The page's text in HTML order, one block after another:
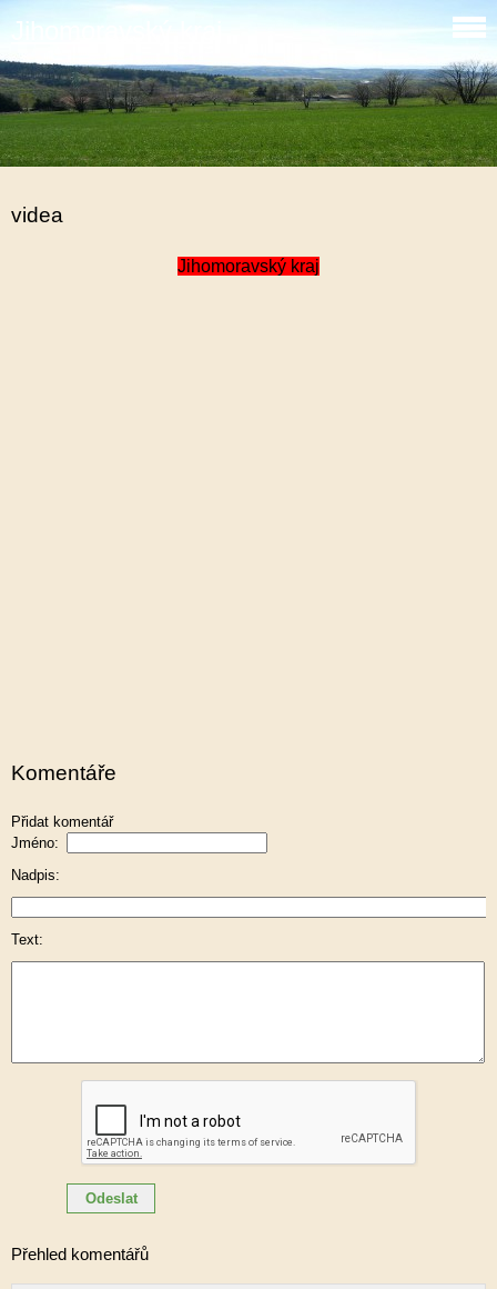
Jihomoravský kraj
videa
Jihomoravský kraj
Komentáře
Přidat komentář
Jméno:
Nadpis:
Text:
Přehled komentářů